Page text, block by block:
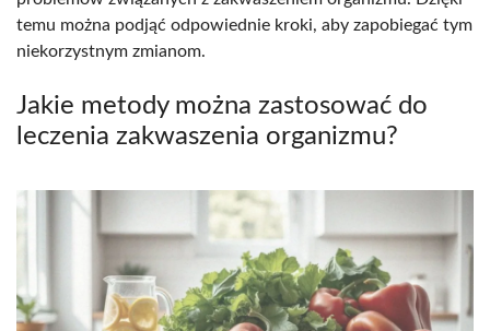
temu można podjąć odpowiednie kroki, aby zapobiegać tym
niekorzystnym zmianom.
Jakie metody można zastosować do
leczenia zakwaszenia organizmu?